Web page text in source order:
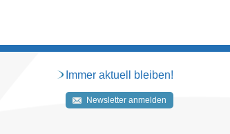
Immer aktuell bleiben!
Newsletter anmelden